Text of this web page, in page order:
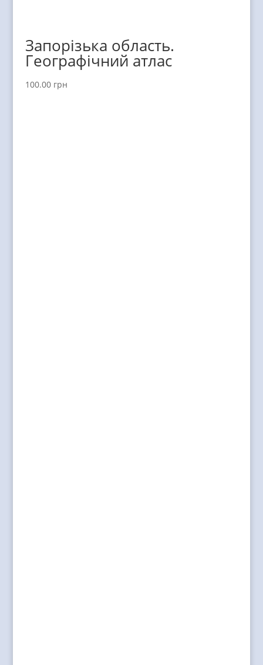
Запорізька область.
Географічний атлас
100.00 грн